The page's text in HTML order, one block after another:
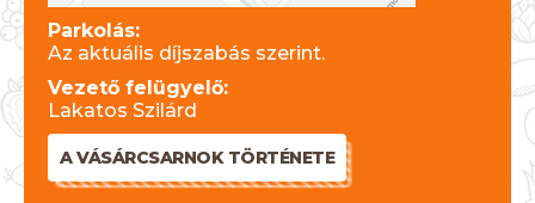
Parkolás:
Az aktuális díjszabás szerint.
Vezető felügyelő:
Lakatos Szilárd
A VÁSÁRCSARNOK TÖRTÉNETE